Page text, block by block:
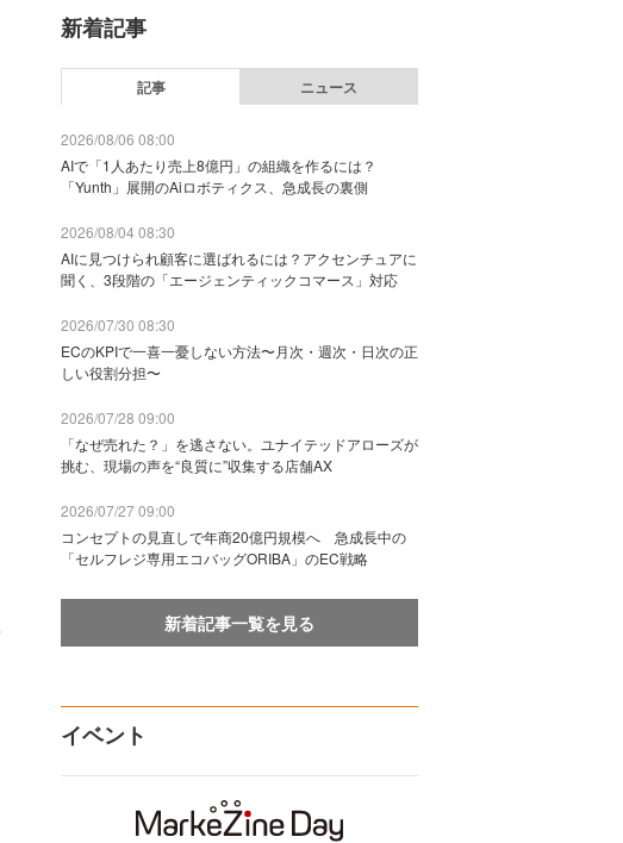
新着記事
記事 ニュース
2026/08/06 08:00
AIで「1人あたり売上8億円」の組織を作るには？
「Yunth」展開のAiロボティクス、急成長の裏側
2026/08/04 08:30
AIに見つけられ顧客に選ばれるには？アクセンチュアに
聞く、3段階の「エージェンティックコマース」対応
2026/07/30 08:30
ECのKPIで一喜一憂しない方法〜月次・週次・日次の正
しい役割分担〜
2026/07/28 09:00
「なぜ売れた？」を逃さない。ユナイテッドアローズが
挑む、現場の声を“良質に”収集する店舗AX
2026/07/27 09:00
コンセプトの見直しで年商20億円規模へ 急成長中の
「セルフレジ専用エコバッグORIBA」のEC戦略
新着記事一覧を見る
イベント